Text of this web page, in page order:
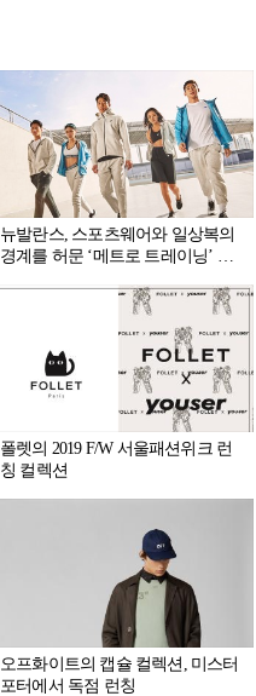
뉴발란스, 스포츠웨어와 일상복의
경계를 허문 ‘메트로 트레이닝’ 출
폴렛의 2019 F/W 서울패션위크 런
칭 컬렉션
오프화이트의 캡슐 컬렉션, 미스터
포터에서 독점 런칭